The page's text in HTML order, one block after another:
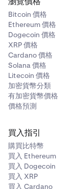
Bitcoin 價格
Ethereum 價格
Dogecoin 價格
XRP 價格
Cardano 價格
Solana 價格
Litecoin 價格
加密貨幣分類
有加密貨幣價格
價格預測
買入指引
購買比特幣
買入 Ethereum
買入 Dogecoin
買入 XRP
買入 Cardano